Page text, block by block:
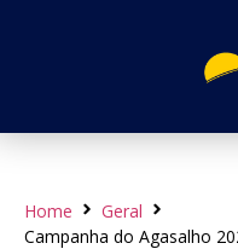
Home
Geral
Campanha do Agasalho